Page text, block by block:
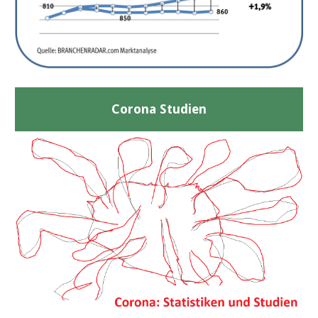
Corona Studien